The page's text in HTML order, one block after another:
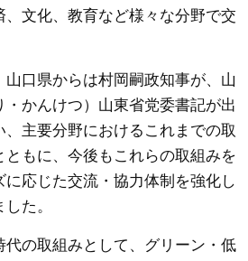
、文化、教育など様々な分野で交
口県からは村岡嗣政知事が、山
かんけつ）山東省党委書記が出
、主要分野におけるこれまでの取
もに、今後もこれらの取組みを
応じた交流・協力体制を強化し
た。
の取組みとして、グリーン・低